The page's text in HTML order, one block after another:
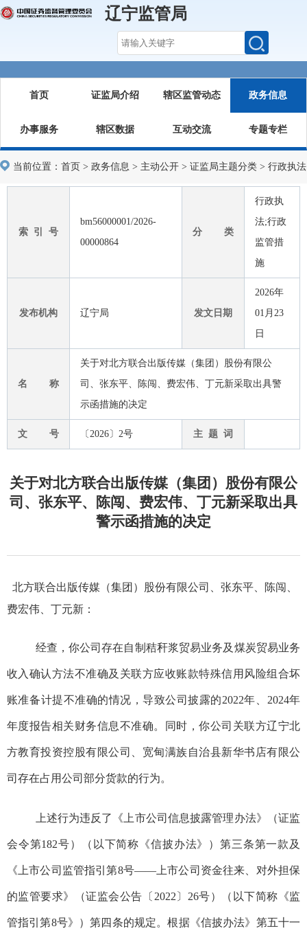
辽宁监管局
首页 证监局介绍 辖区监管动态 政务信息
办事服务 辖区数据 互动交流 专题专栏
当前位置： 首页 > 政务信息 > 主动公开 > 证监局主题分类 > 行政执法
索 引 号
bm56000001/2026-
00000864
分 类
行政执
法;行政
监管措
施
发布机构 辽宁局 发文日期
2026年
01月23
日
名 称
关于对北方联合出版传媒（集团）股份有限公
司、张东平、陈闯、费宏伟、丁元新采取出具警
示函措施的决定
文 号 〔2026〕2号 主 题 词
关于对北方联合出版传媒（集团）股份有限公
司、张东平、陈闯、费宏伟、丁元新采取出具
警示函措施的决定
北方联合出版传媒（集团）股份有限公司、张东平、陈闯、
费宏伟、 丁元新：
经查，你公司存在自制秸秆浆贸易业务及煤炭贸易业务
收入确认方法不准确及关联方应收账款特殊信用风险组合坏
账准备计提不准确的情况，导致公司披露的2022年、 2024年
年度报告相关财务信息不准确。同时，你公司关联方辽宁北
方教育投资控股有限公司、宽甸满族自治县新华书店有限公
司存在占用公司部分货款的行为。
上述行为违反了《上市公司信息披露管理办法》（证监
会令第182号）（以下简称《信披办法》）第三条第一款及
《上市公司监管指引第8号——上市公司资金往来、对外担保
的监管要求》（证监会公告〔 2022〕 26号）（以下简称《监
管指引第8号》）第四条的规定。根据《信披办法》第五十一